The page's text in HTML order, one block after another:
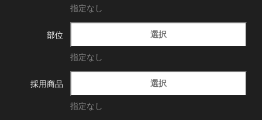
指定なし
部位 選択
指定なし
採用商品 選択
指定なし